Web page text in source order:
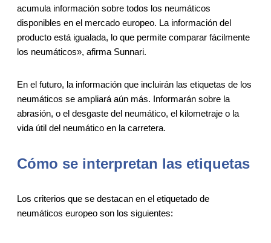
acumula información sobre todos los neumáticos
disponibles en el mercado europeo. La información del
producto está igualada, lo que permite comparar fácilmente
los neumáticos», afirma Sunnari.
En el futuro, la información que incluirán las etiquetas de los
neumáticos se ampliará aún más. Informarán sobre la
abrasión, o el desgaste del neumático, el kilometraje o la
vida útil del neumático en la carretera.
Cómo se interpretan las etiquetas
Los criterios que se destacan en el etiquetado de
neumáticos europeo son los siguientes: